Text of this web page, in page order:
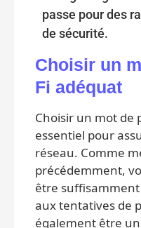
passe pour des
de sécurité.
Choisir un
Fi adéquat
Choisir un mot de
essentiel pour
réseau. Comme
précédemment,
être
aux tentatives de
également être